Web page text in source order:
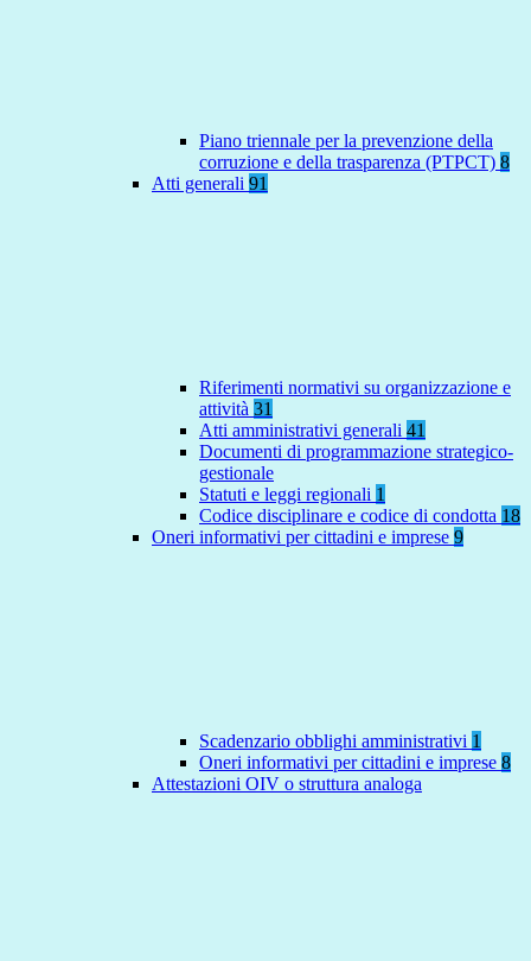
Piano triennale per la prevenzione della
corruzione e della trasparenza (PTPCT) 8
Atti generali 91
Riferimenti normativi su organizzazione e
attività 31
Atti amministrativi generali 41
Documenti di programmazione strategico-
gestionale
Statuti e leggi regionali 1
Codice disciplinare e codice di condotta 18
Oneri informativi per cittadini e imprese 9
Scadenzario obblighi amministrativi 1
Oneri informativi per cittadini e imprese 8
Attestazioni OIV o struttura analoga